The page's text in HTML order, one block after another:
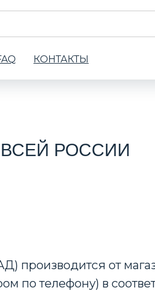
КОНТАКТЫ
РОССИИ
производится от
по телефону) в